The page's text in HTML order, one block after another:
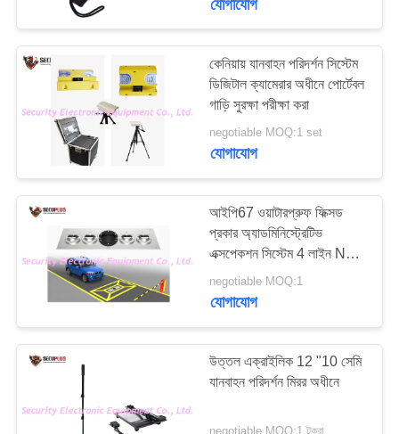
যোগাযোগ
কেনিয়ায় যানবাহন পরিদর্শন সিস্টেম
ডিজিটাল ক্যামেরার অধীনে পোর্টেবল
গাড়ি সুরক্ষা পরীক্ষা করা
negotiable MOQ:1 set
যোগাযোগ
আইপি67 ওয়াটারপ্রুফ ফিক্সড
প্রকার অ্যাডমিনিস্ট্রেটিভ
এক্সপেকশন সিস্টেম 4 লাইন NVR
Baggage জন্য
negotiable MOQ:1
যোগাযোগ
উত্তল এক্রাইলিক 12 "10 সেমি
যানবাহন পরিদর্শন মিরর অধীনে
negotiable MOQ:1 টুকরা